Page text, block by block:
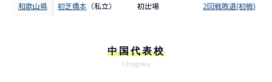
和歌山県 初芝橋本 （私立） 初出場 2回戦敗退(初戦)
中国代表校
Chugoku